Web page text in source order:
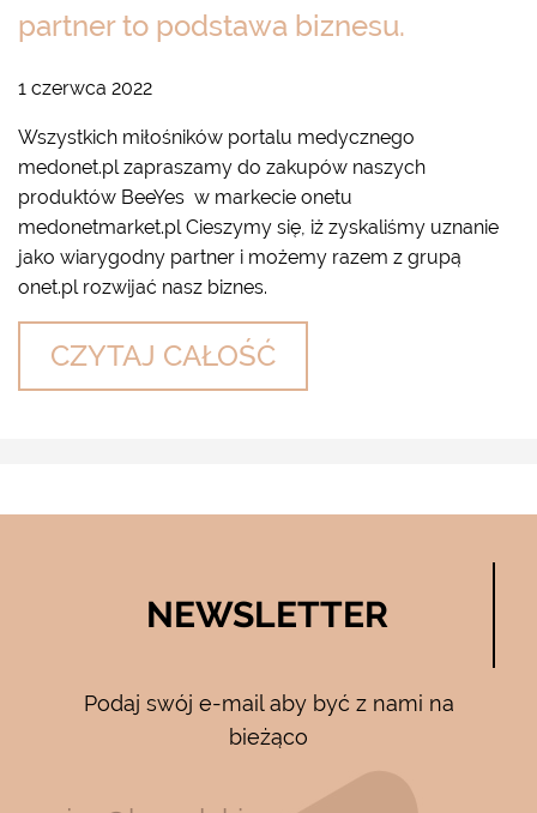
partner to podstawa biznesu.
1 czerwca 2022
Wszystkich miłośników portalu medycznego
medonet.pl zapraszamy do zakupów naszych
produktów BeeYes w markecie onetu
medonetmarket.pl Cieszymy się, iż zyskaliśmy uznanie
jako wiarygodny partner i możemy razem z grupą
onet.pl rozwijać nasz biznes.
CZYTAJ CAŁOŚĆ
NEWSLETTER
Podaj swój e-mail aby być z nami na
bieżąco